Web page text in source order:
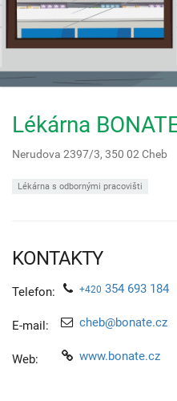
Lékárna
Nerudova 2397/3, 350 02 Cheb
Lékárna s odbornými pracovišti
KONTAKTY
Telefon: +420 354 693 184
E-mail: cheb@bonate.cz
Web: www.bonate.cz